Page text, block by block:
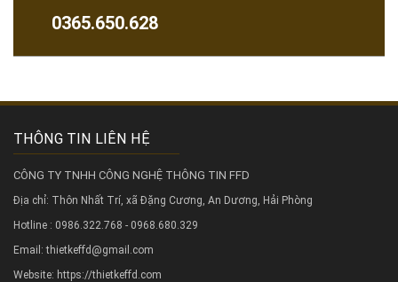
0365.650.628
THÔNG TIN LIÊN HỆ
CÔNG TY TNHH CÔNG NGHỆ THÔNG TIN FFD
Địa chỉ: Thôn Nhất Trí, xã Đặng Cương, An Dương, Hải Phòng
Hotline : 0986.322.768 - 0968.680.329
Email: thietkeffd@gmail.com
Website: https://thietkeffd.com